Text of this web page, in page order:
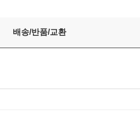
배송/반품/교환